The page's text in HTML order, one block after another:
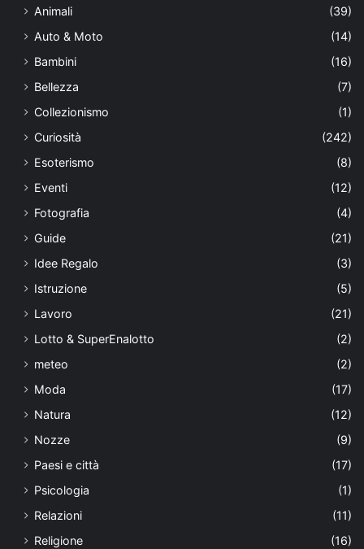
Animali
(39)
Auto & Moto
(14)
Bambini
(16)
Bellezza
(7)
Collezionismo
(1)
Curiosità
(242)
Esoterismo
(8)
Eventi
(12)
Fotografia
(4)
Guide
(21)
Idee Regalo
(3)
Istruzione
(5)
Lavoro
(21)
Lotto & SuperEnalotto
(2)
meteo
(2)
Moda
(17)
Natura
(12)
Nozze
(9)
Paesi e città
(17)
Psicologia
(1)
Relazioni
(11)
Religione
(16)